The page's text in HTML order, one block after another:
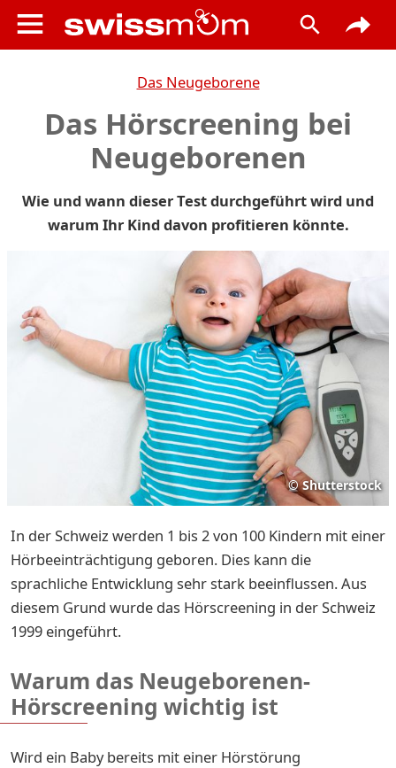
Das Neugeborene
Das Hörscreening bei
Neugeborenen
Wie und wann dieser Test durchgeführt wird und
warum Ihr Kind davon profitieren könnte.
© Shutterstock
In der Schweiz werden 1 bis 2 von 100 Kindern mit einer
Hörbeeinträchtigung geboren. Dies kann die
sprachliche Entwicklung sehr stark beeinflussen. Aus
diesem Grund wurde das Hörscreening in der Schweiz
1999 eingeführt.
Warum das Neugeborenen-
Hörscreening wichtig ist
Wird ein Baby bereits mit einer Hörstörung